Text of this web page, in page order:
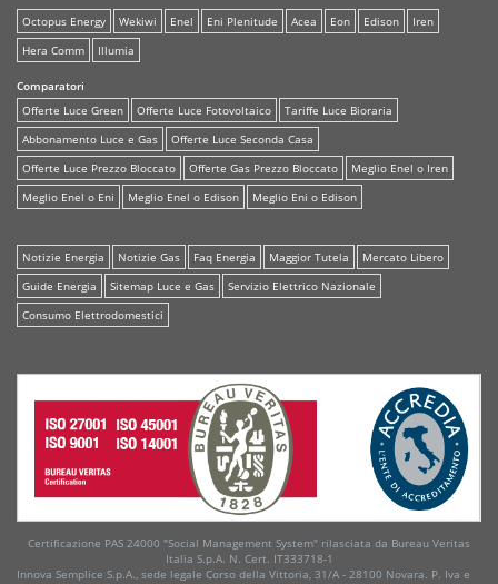
Octopus Energy
Wekiwi Enel Eni Plenitude Acea Eon Edison
Iren
Hera Comm
Illumia
Comparatori
Offerte Luce Green
Offerte Luce Fotovoltaico
Tariffe Luce Bioraria
Abbonamento Luce e Gas
Offerte Luce Seconda Casa
Offerte Luce Prezzo Bloccato
Offerte Gas Prezzo Bloccato
Meglio Enel o Iren
Meglio Enel o Eni
Meglio Enel o Edison Meglio Eni o Edison
Notizie Energia Notizie Gas Faq Energia Maggior Tutela
Mercato Libero
Guide Energia
Sitemap Luce e Gas
Servizio Elettrico Nazionale
Consumo Elettrodomestici
Certificazione PAS 24000 "Social Management System" rilasciata da Bureau Veritas
Italia S.p.A. N. Cert. IT333718-1
Innova Semplice S.p.A., sede legale Corso della Vittoria, 31/A - 28100 Novara. P. Iva e